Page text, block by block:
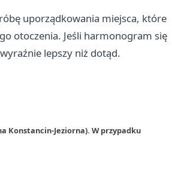
uporządkowania miejsca, które
otoczenia. Jeśli harmonogram się
lepszy niż dotąd.
Konstancin-Jeziorna). W przypadku